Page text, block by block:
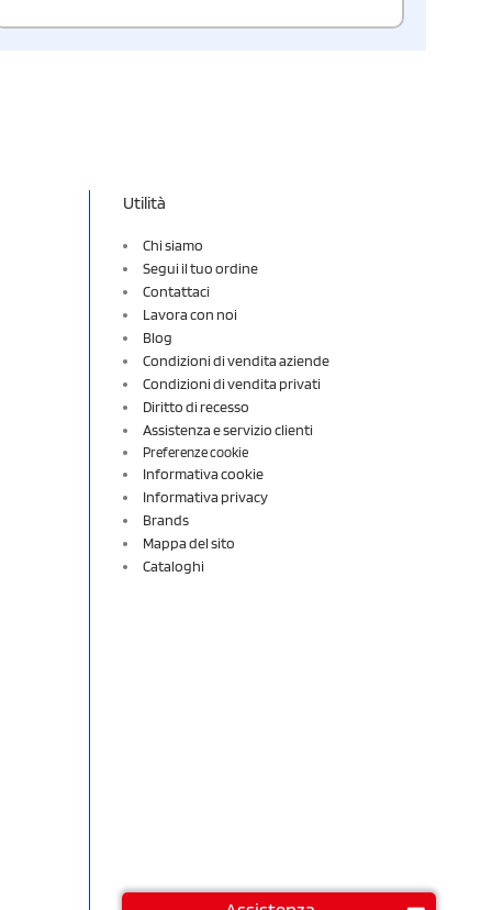
Utilità
Chi siamo
Segui il tuo ordine
Contattaci
Lavora con noi
Blog
Condizioni di vendita aziende
Condizioni di vendita privati
Diritto di recesso
Assistenza e servizio clienti
Preferenze cookie
Informativa cookie
Informativa privacy
Brands
Mappa del sito
Cataloghi